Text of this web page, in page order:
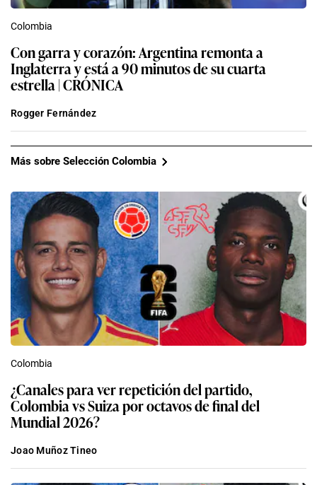
Colombia
Con garra y corazón: Argentina remonta a
Inglaterra y está a 90 minutos de su cuarta
estrella | CRÓNICA
Rogger Fernández
Más sobre Selección Colombia
Colombia
¿Canales para ver repetición del partido,
Colombia vs Suiza por octavos de final del
Mundial 2026?
Joao Muñoz Tineo